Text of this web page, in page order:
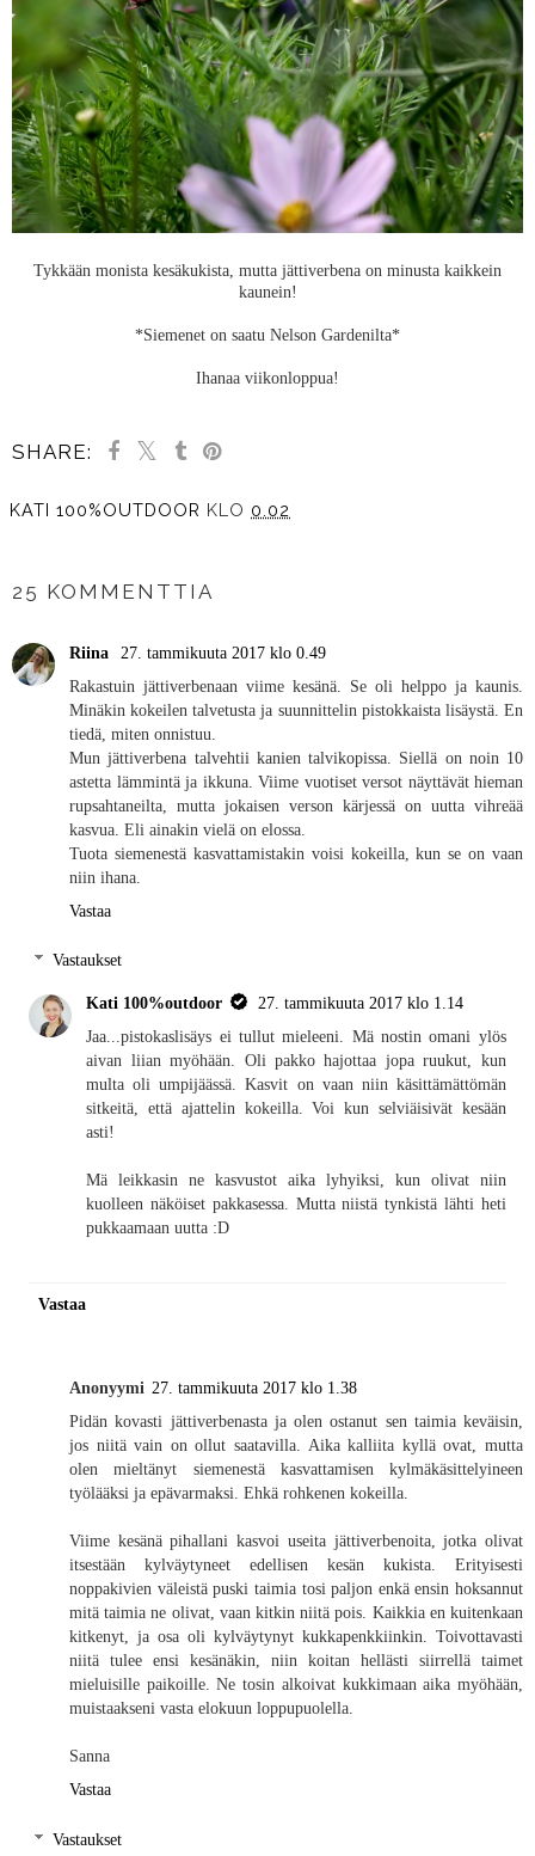
Tykkään monista kesäkukista, mutta jättiverbena on minusta kaikkein
kaunein!
*Siemenet on saatu Nelson Gardenilta*
Ihanaa viikonloppua!
SHARE:
KATI 100%OUTDOOR KLO 0.02
25 KOMMENTTIA
Riina
27. tammikuuta 2017 klo 0.49
Rakastuin jättiverbenaan viime kesänä. Se oli helppo ja kaunis.
Minäkin kokeilen talvetusta ja suunnittelin pistokkaista lisäystä. En
tiedä, miten onnistuu.
Mun jättiverbena talvehtii kanien talvikopissa. Siellä on noin 10
astetta lämmintä ja ikkuna. Viime vuotiset versot näyttävät hieman
rupsahtaneilta, mutta jokaisen verson kärjessä on uutta vihreää
kasvua. Eli ainakin vielä on elossa.
Tuota siemenestä kasvattamistakin voisi kokeilla, kun se on vaan
niin ihana.
Vastaa
Vastaukset
Kati 100%outdoor
27. tammikuuta 2017 klo 1.14
Jaa...pistokaslisäys ei tullut mieleeni. Mä nostin omani ylös
aivan liian myöhään. Oli pakko hajottaa jopa ruukut, kun
multa oli umpijäässä. Kasvit on vaan niin käsittämättömän
sitkeitä, että ajattelin kokeilla. Voi kun selviäisivät kesään
asti!
Mä leikkasin ne kasvustot aika lyhyiksi, kun olivat niin
kuolleen näköiset pakkasessa. Mutta niistä tynkistä lähti heti
pukkaamaan uutta :D
Vastaa
Anonyymi 27. tammikuuta 2017 klo 1.38
Pidän kovasti jättiverbenasta ja olen ostanut sen taimia keväisin,
jos niitä vain on ollut saatavilla. Aika kalliita kyllä ovat, mutta
olen mieltänyt siemenestä kasvattamisen kylmäkäsittelyineen
työlääksi ja epävarmaksi. Ehkä rohkenen kokeilla.
Viime kesänä pihallani kasvoi useita jättiverbenoita, jotka olivat
itsestään kylväytyneet edellisen kesän kukista. Erityisesti
noppakivien väleistä puski taimia tosi paljon enkä ensin hoksannut
mitä taimia ne olivat, vaan kitkin niitä pois. Kaikkia en kuitenkaan
kitkenyt, ja osa oli kylväytynyt kukkapenkkiinkin. Toivottavasti
niitä tulee ensi kesänäkin, niin koitan hellästi siirrellä taimet
mieluisille paikoille. Ne tosin alkoivat kukkimaan aika myöhään,
muistaakseni vasta elokuun loppupuolella.
Sanna
Vastaa
Vastaukset